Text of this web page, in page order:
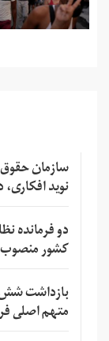
سازمان
نوید
دو فرمانده
کشور
بازداشت
متهم اصلی